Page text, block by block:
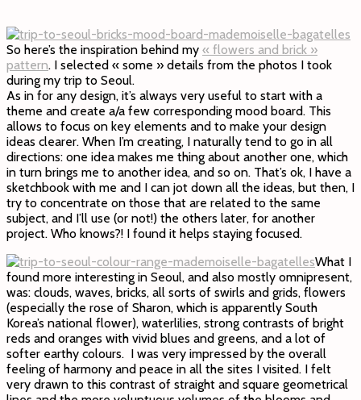
So here’s the inspiration behind my « flowers and brick »
pattern. I selected « some » details from the photos I took
during my trip to Seoul.
As in for any design, it’s always very useful to start with a
theme and create a/a few corresponding mood board. This
allows to focus on key elements and to make your design
ideas clearer. When I’m creating, I naturally tend to go in all
directions: one idea makes me thing about another one, which
in turn brings me to another idea, and so on. That’s ok, I have a
sketchbook with me and I can jot down all the ideas, but then, I
try to concentrate on those that are related to the same
subject, and I’ll use (or not!) the others later, for another
project. Who knows?! I found it helps staying focused.
What I
found more interesting in Seoul, and also mostly omnipresent,
was: clouds, waves, bricks, all sorts of swirls and grids, flowers
(especially the rose of Sharon, which is apparently South
Korea’s national flower), waterlilies, strong contrasts of bright
reds and oranges with vivid blues and greens, and a lot of
softer earthy colours. I was very impressed by the overall
feeling of harmony and peace in all the sites I visited. I felt
very drawn to this contrast of straight and square geometrical